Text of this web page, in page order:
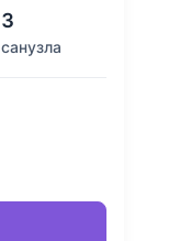
3
санузла